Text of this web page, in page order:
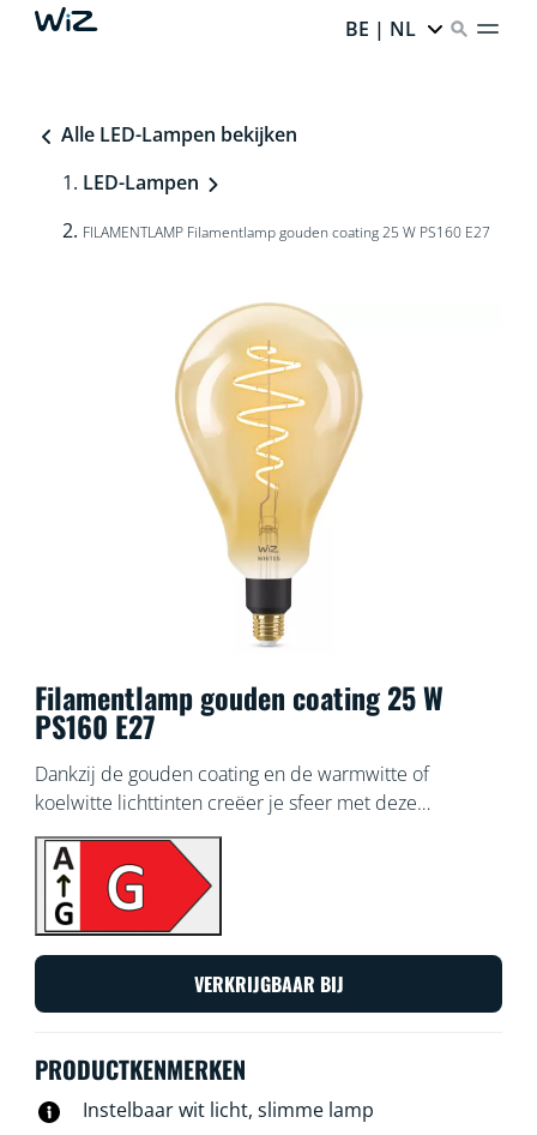
BE | NL
Alle LED-Lampen bekijken
LED-Lampen
FILAMENTLAMP Filamentlamp gouden coating 25 W PS160 E27
Filamentlamp gouden coating 25 W
PS160 E27
Dankzij de gouden coating en de warmwitte of
koelwitte lichttinten creëer je sfeer met deze
verlengde slimme WiZ Filament lamp in vintage stijl
met instelbaar wit licht. Gebruik de WiZ app of je stem
om de verlichting te dimmen of feller te zetten, of
gebruik voorgeprogrammeerde lichtinstellingen op Wi-
VERKRIJGBAAR BIJ
PRODUCTKENMERKEN
Instelbaar wit licht, slimme lamp